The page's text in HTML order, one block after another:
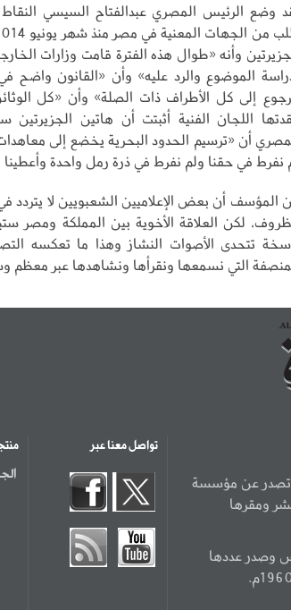
وضع الرئيس المصري عبدالفتاح السيسي
وأنه «طوال هذه الفترة قامت وزارات
الموضوع والرد عليه» وأن «القانون واضح
إلى كل الأطراف ذات الصلة» وأن «كل
اللجان الفنية أثبتت أن هاتين الجزيرتين
أن «ترسيم الحدود البحرية يخضع إلى
نفرط في حقنا ولم نفرط في ذرة رمل واحدة
المؤسف أن بعض الإعلاميين الشعبويين لا يتردد
لكن العلاقة الأخوية بين المملكة ومصر
تتحدى الأصوات النشاز وهذا ما تعكسه
التي نسمعها ونقرأها ونشاهدها عبر معظم
تصدر عن مؤسسة
ومقرها
وصدر عددها
تواصل معنا عبر